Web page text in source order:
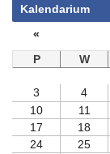
Kalendarium
«
P
W
3
4
10
11
17
18
24
25